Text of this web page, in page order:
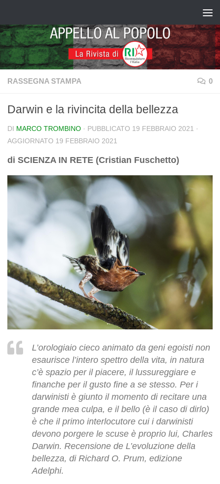
RASSEGNA STAMPA 0
Darwin e la rivincita della bellezza
DI MARCO TROMBINO · PUBBLICATO 19 FEBBRAIO 2021 ·
AGGIORNATO 19 FEBBRAIO 2021
di SCIENZA IN RETE (Cristian Fuschetto)
L’orologiaio cieco animato da geni egoisti non
esaurisce l’intero spettro della vita, in natura
c’è spazio per il piacere, il lussureggiare e
finanche per il gusto fine a se stesso. Per i
darwinisti è giunto il momento di recitare una
grande mea culpa, e il bello (è il caso di dirlo)
è che il primo interlocutore cui i darwinisti
devono porgere le scuse è proprio lui, Charles
Darwin. Recensione de L’evoluzione della
bellezza, di Richard O. Prum, edizione
Adelphi.